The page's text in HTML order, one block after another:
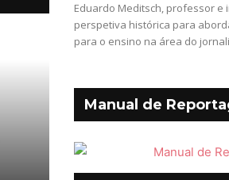
Eduardo Meditsch, professor e
perspetiva histórica para
para o ensino na área do
Manual de